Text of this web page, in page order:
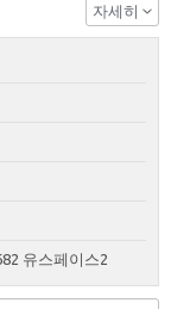
자세히
유스페이스2